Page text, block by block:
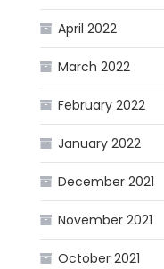
April 2022
March 2022
February 2022
January 2022
December 2021
November 2021
October 2021